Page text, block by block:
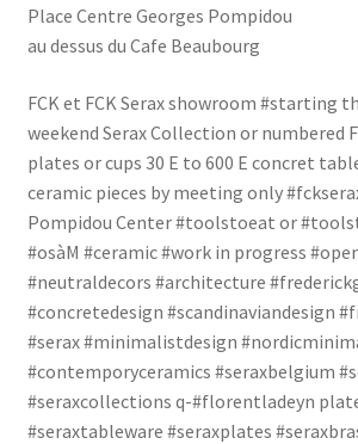
Place Centre Georges Pompidou
au dessus du Cafe Beaubourg
FCK et FCK Serax showroom #starting
weekend Serax Collection or numbered
plates or cups 30 E to 600 E concret
ceramic pieces by meeting only
Pompidou Center #toolstoeat or
#osàM #ceramic #work in progress
#neutraldecors #architecture
#concretedesign #scandinaviandesign
#serax #minimalistdesign
#contemporyceramics #seraxbelgium
#seraxcollections q-#florentladeyn
#seraxtableware #seraxplates